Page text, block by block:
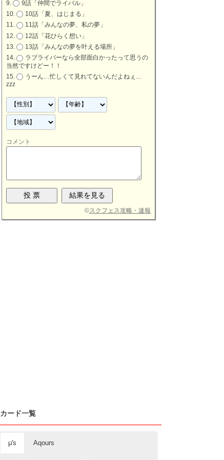
9話「仲間でライバル」
10話「夏、はじまる」
11話「みんなの夢、私の夢」
12話「花ひらく想い」
13話「みんなの夢を叶える場所」
ラブライバーなら全部面白かったって思うの
当然ですけどー！！
うーん…忙しくて見れてないんだよねぇ…
zzz
コメント
©スクフェス攻略・速報
カード一覧
μ's Aqours